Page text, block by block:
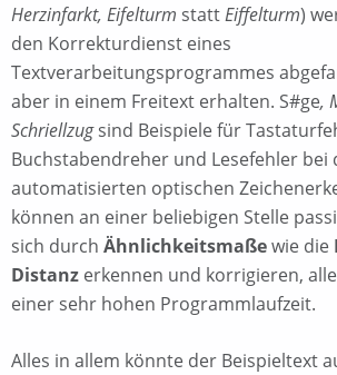
Herzinfarkt, Eifelturm stattEiffelturm)
den Korrekturdienst eines
Textverarbeitungsprogrammes
aber in einem Freitext erhalten. S#ge,
Schriellzugsind Beispiele für
Buchstabendreher und Lesefehler bei
automatisierten optischen
können an einer beliebigen Stelle
sich durch Ähnlichkeitsmaßewie die
Distanz erkennen und korrigieren,
einer sehr hohen Programmlaufzeit.
Alles in allem könnte der Beispieltext